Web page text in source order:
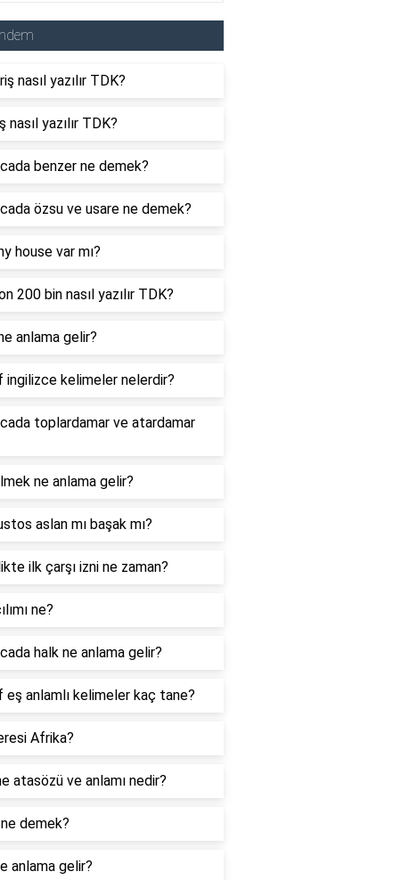
nasıl yazılır TDK?
nasıl yazılır TDK?
benzer ne demek?
özsu ve usare ne demek?
house var mı?
200 bin nasıl yazılır TDK?
anlama gelir?
ingilizce kelimeler nelerdir?
toplardamar ve atardamar
ne anlama gelir?
aslan mı başak mı?
ilk çarşı izni ne zaman?
ne?
halk ne anlama gelir?
eş anlamlı kelimeler kaç tane?
Afrika?
atasözü ve anlamı nedir?
demek?
anlama gelir?